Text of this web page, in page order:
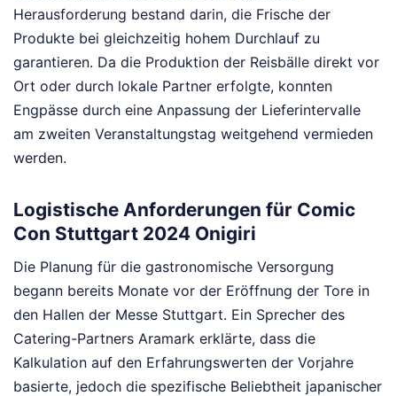
Herausforderung bestand darin, die Frische der
Produkte bei gleichzeitig hohem Durchlauf zu
garantieren. Da die Produktion der Reisbälle direkt vor
Ort oder durch lokale Partner erfolgte, konnten
Engpässe durch eine Anpassung der Lieferintervalle
am zweiten Veranstaltungstag weitgehend vermieden
werden.
Logistische Anforderungen für Comic
Con Stuttgart 2024 Onigiri
Die Planung für die gastronomische Versorgung
begann bereits Monate vor der Eröffnung der Tore in
den Hallen der Messe Stuttgart. Ein Sprecher des
Catering-Partners Aramark erklärte, dass die
Kalkulation auf den Erfahrungswerten der Vorjahre
basierte, jedoch die spezifische Beliebtheit japanischer